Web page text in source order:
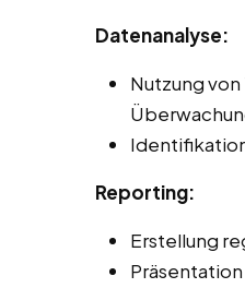
Datenanalyse:
Nutzung
Reporting:
Erstellung